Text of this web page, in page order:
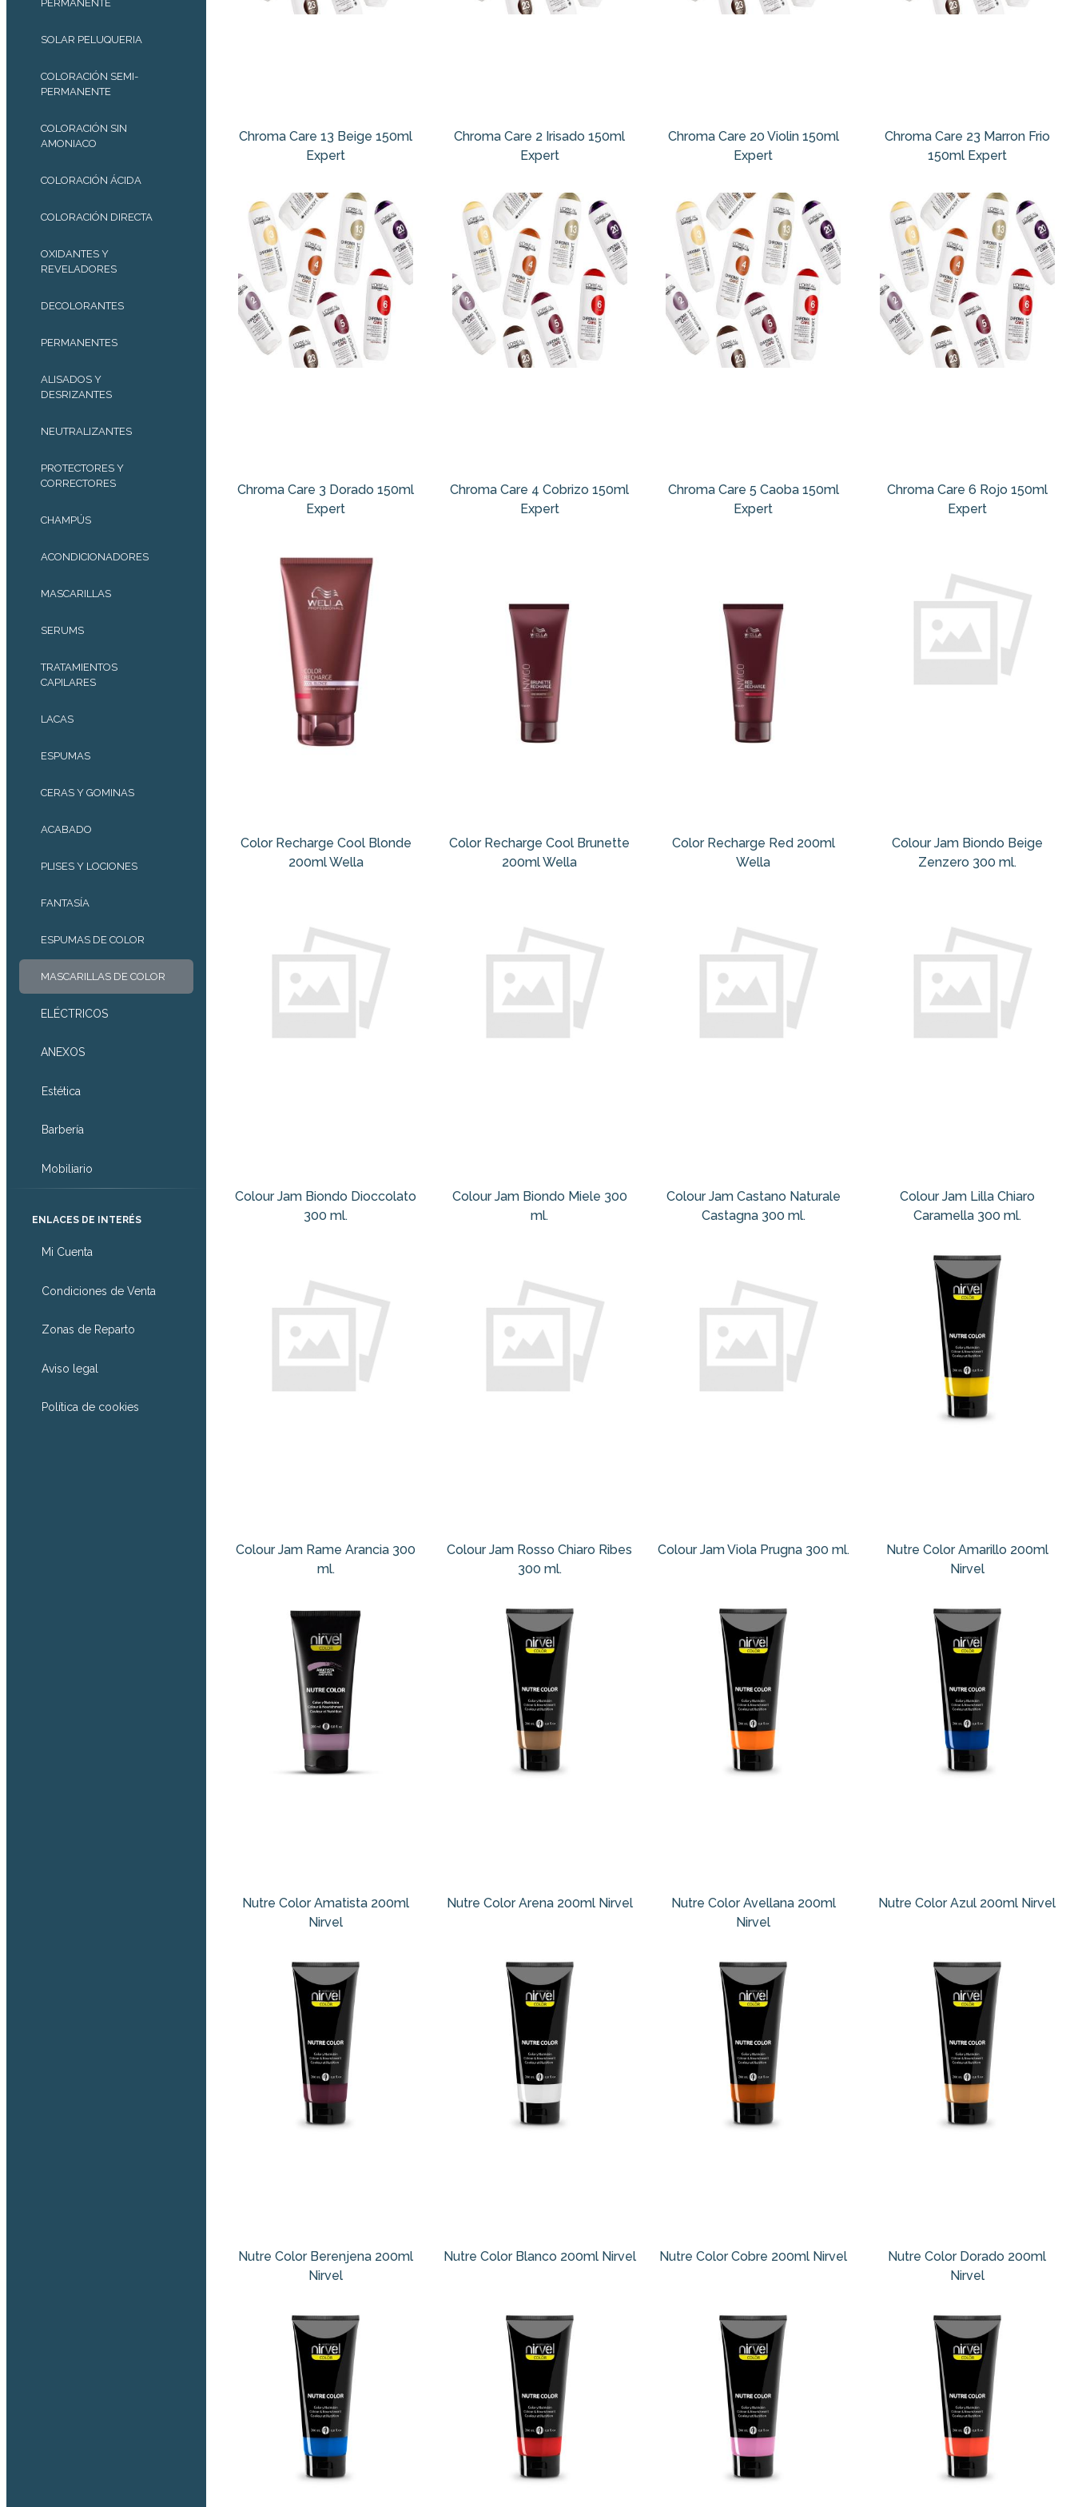
PERMANENTE
SOLAR PELUQUERIA
COLORACIÓN SEMI-
PERMANENTE
COLORACIÓN SIN
AMONIACO
COLORACIÓN ÁCIDA
COLORACIÓN DIRECTA
OXIDANTES Y
REVELADORES
DECOLORANTES
PERMANENTES
ALISADOS Y
DESRIZANTES
NEUTRALIZANTES
PROTECTORES Y
CORRECTORES
CHAMPÚS
ACONDICIONADORES
MASCARILLAS
SERUMS
TRATAMIENTOS
CAPILARES
LACAS
ESPUMAS
CERAS Y GOMINAS
ACABADO
PLISES Y LOCIONES
FANTASÍA
ESPUMAS DE COLOR
MASCARILLAS DE COLOR
ELÉCTRICOS
ANEXOS
Estética
Barbería
Mobiliario
ENLACES DE INTERÉS
Mi Cuenta
Condiciones de Venta
Zonas de Reparto
Aviso legal
Política de cookies
Chroma Care 13 Beige 150ml
Expert
Chroma Care 2 Irisado 150ml
Expert
Chroma Care 20 Violin 150ml
Expert
Chroma Care 23 Marron Frio
150ml Expert
Chroma Care 3 Dorado 150ml
Expert
Chroma Care 4 Cobrizo 150ml
Expert
Chroma Care 5 Caoba 150ml
Expert
Chroma Care 6 Rojo 150ml
Expert
Color Recharge Cool Blonde
200ml Wella
Color Recharge Cool Brunette
200ml Wella
Color Recharge Red 200ml
Wella
Colour Jam Biondo Beige
Zenzero 300 ml.
Colour Jam Biondo Dioccolato
300 ml.
Colour Jam Biondo Miele 300
ml.
Colour Jam Castano Naturale
Castagna 300 ml.
Colour Jam Lilla Chiaro
Caramella 300 ml.
Colour Jam Rame Arancia 300
ml.
Colour Jam Rosso Chiaro Ribes
300 ml.
Colour Jam Viola Prugna 300 ml.
Nutre Color Amarillo 200ml
Nirvel
Nutre Color Amatista 200ml
Nirvel
Nutre Color Arena 200ml Nirvel
Nutre Color Avellana 200ml
Nirvel
Nutre Color Azul 200ml Nirvel
Nutre Color Berenjena 200ml
Nirvel
Nutre Color Blanco 200ml Nirvel Nutre Color Cobre 200ml Nirvel
Nutre Color Dorado 200ml
Nirvel